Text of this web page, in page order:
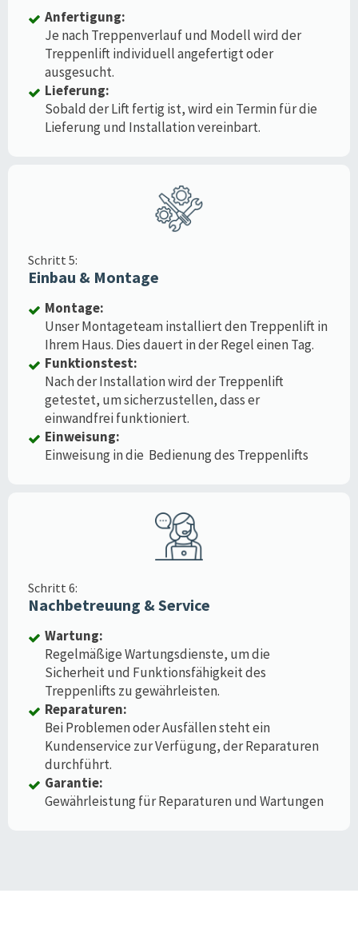
Anfertigung:
Je nach Treppenverlauf und Modell wird der
Treppenlift individuell angefertigt oder
ausgesucht.
Lieferung:
Sobald der Lift fertig ist, wird ein Termin für die
Lieferung und Installation vereinbart.
Schritt 5:
Einbau & Montage
Montage:
Unser Montageteam installiert den Treppenlift in
Ihrem Haus. Dies dauert in der Regel einen Tag.
Funktionstest:
Nach der Installation wird der Treppenlift
getestet, um sicherzustellen, dass er
einwandfrei funktioniert.
Einweisung:
Einweisung in die Bedienung des Treppenlifts
Schritt 6:
Nachbetreuung & Service
Wartung:
Regelmäßige Wartungsdienste, um die
Sicherheit und Funktionsfähigkeit des
Treppenlifts zu gewährleisten.
Reparaturen:
Bei Problemen oder Ausfällen steht ein
Kundenservice zur Verfügung, der Reparaturen
durchführt.
Garantie:
Gewährleistung für Reparaturen und Wartungen